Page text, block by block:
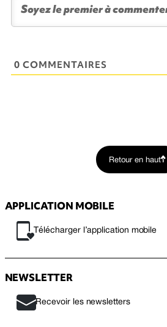
0 COMMENTAIRES
Retour en haut
APPLICATION MOBILE
Télécharger l’application mobile
NEWSLETTER
Recevoir les newsletters